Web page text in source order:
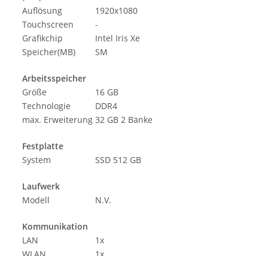
Auflösung
1920x1080
Touchscreen
-
Grafikchip
Intel Iris Xe
Speicher(MB)
SM
Arbeitsspeicher
Größe
16 GB
Technologie
DDR4
max. Erweiterung 32 GB 2 Bänke
Festplatte
System
SSD 512 GB
Laufwerk
Modell
N.V.
Kommunikation
LAN
1x